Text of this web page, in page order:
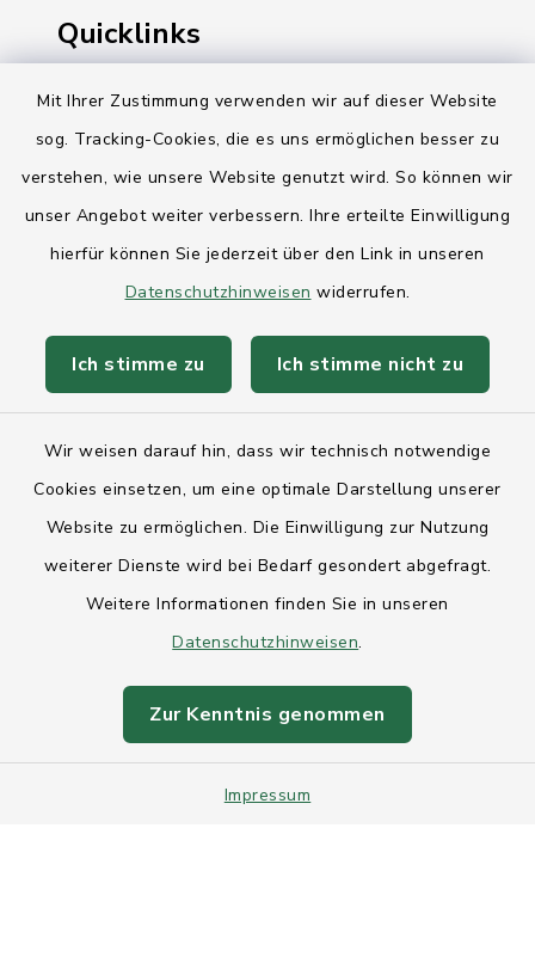
Mit Ihrer Zustimmung verwenden wir auf dieser Website
sog. Tracking-Cookies, die es uns ermöglichen besser zu
verstehen, wie unsere Website genutzt wird. So können wir
unser Angebot weiter verbessern. Ihre erteilte Einwilligung
hierfür können Sie jederzeit über den Link in unseren
Datenschutzhinweisen widerrufen.
Ich stimme zu Ich stimme nicht zu
Wir weisen darauf hin, dass wir technisch notwendige
Cookies einsetzen, um eine optimale Darstellung unserer
Website zu ermöglichen. Die Einwilligung zur Nutzung
weiterer Dienste wird bei Bedarf gesondert abgefragt.
Weitere Informationen finden Sie in unseren
Datenschutzhinweisen.
Zur Kenntnis genommen
Impressum
Quicklinks
Ihre Behördennummer 115
Landesregierung Schleswig-Holstein
AktivRegion Mittelholstein
Anfahrt
Datenschutz
Sitemap
Intranet